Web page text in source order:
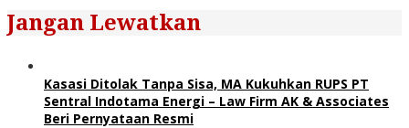
Jangan Lewatkan
Kasasi Ditolak Tanpa Sisa, MA Kukuhkan RUPS PT
Sentral Indotama Energi – Law Firm AK & Associates
Beri Pernyataan Resmi